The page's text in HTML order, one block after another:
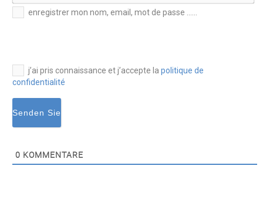
E-
mail*
enregistrer mon nom, email, mot de passe ......
j’ai pris connaissance et j’accepte la politique de
confidentialité
0 KOMMENTARE